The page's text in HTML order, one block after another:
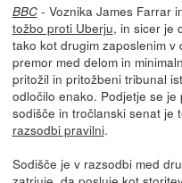
BBC- Voznika James Farrar
tožbo proti Uberju, in sicer je
tako kot drugim zaposlenim
premor med delom in
pritožil in pritožbeni tribunal
odločilo enako. Podjetje se
sodišče in tročlanski senat je
razsodbi pravilni.
Sodišče je v razsodbi med